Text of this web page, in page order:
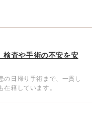
検査や手術の不安を安
の日帰り手術まで、一貫し
籍しています。